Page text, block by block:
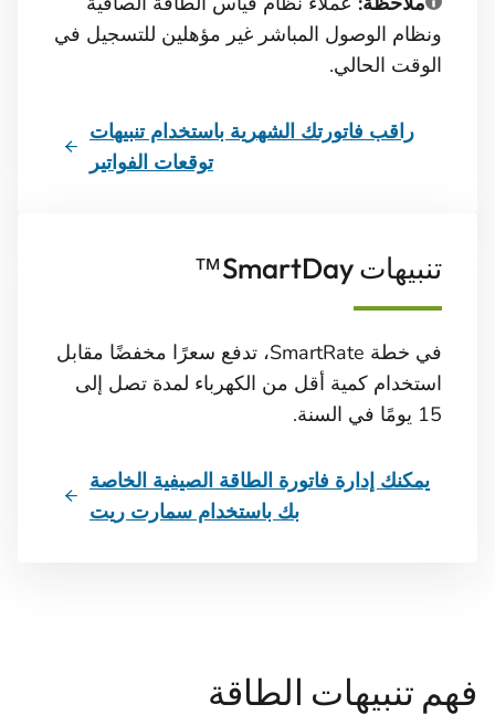
ونظام الوصول المباشر غير مؤهلين للتسجيل في
الوقت الحالي.
راقب فاتورتك الشهرية باستخدام تنبيهات
توقعات الفواتير
تنبيهات SmartDay™
في خطة SmartRate، تدفع سعرًا مخفضًا مقابل
استخدام كمية أقل من الكهرباء لمدة تصل إلى
15 يومًا في السنة.
يمكنك إدارة فاتورة الطاقة الصيفية الخاصة
بك باستخدام سمارت ريت
فهم تنبيهات الطاقة